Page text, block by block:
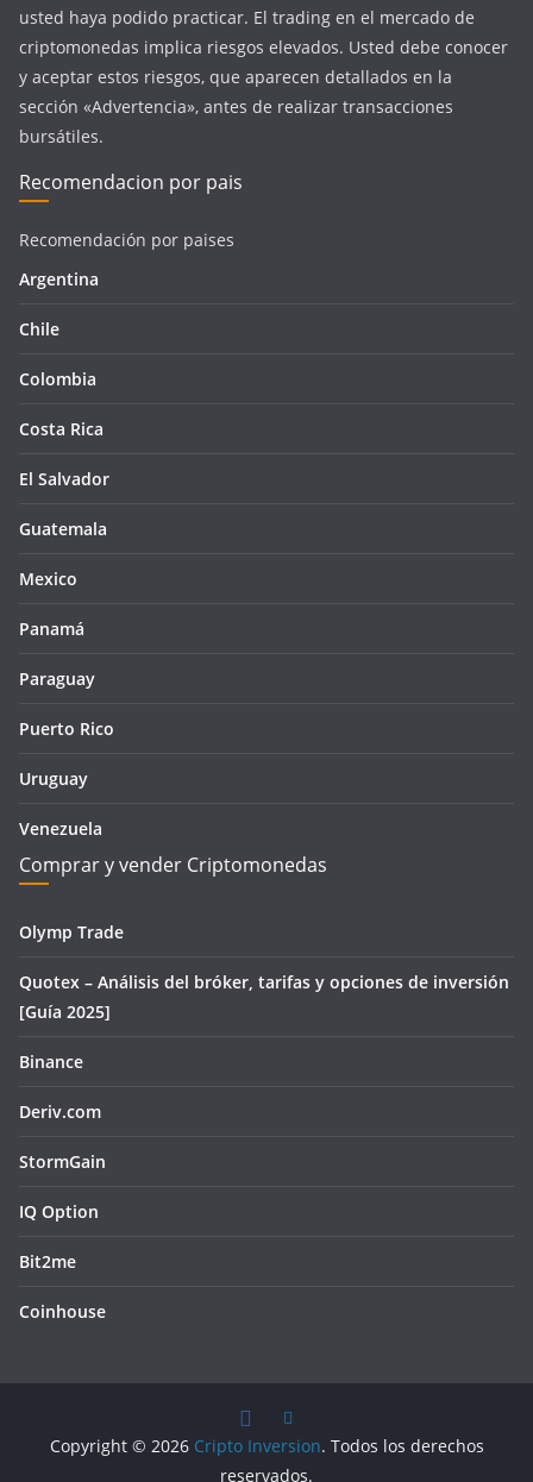
usted haya podido practicar. El trading en el mercado de
criptomonedas implica riesgos elevados. Usted debe conocer
y aceptar estos riesgos, que aparecen detallados en la
sección «Advertencia», antes de realizar transacciones
bursátiles.
Recomendacion por pais
Recomendación por paises
Argentina
Chile
Colombia
Costa Rica
El Salvador
Guatemala
Mexico
Panamá
Paraguay
Puerto Rico
Uruguay
Venezuela
Comprar y vender Criptomonedas
Olymp Trade
Quotex – Análisis del bróker, tarifas y opciones de inversión
[Guía 2025]
Binance
Deriv.com
StormGain
IQ Option
Bit2me
Coinhouse
Copyright © 2026 Cripto Inversion. Todos los derechos
reservados.